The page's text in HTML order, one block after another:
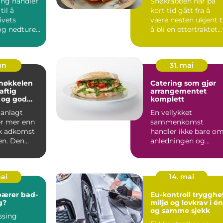
å
nedturer
kort tid gått fra å
være nesten ukjent
å bli en ettertraktet
god
mer enn
adkomst
Den
31. mai
Catering som gjør
arrangementet
komplett
En vellykket
sammenkomst
handler ikke bare
anledningen og
om maten. Når
bad-
14. mai
Eu-kontroll trygghet,
miljø og lovkrav i én
og samme sjekk